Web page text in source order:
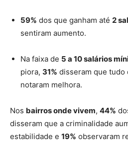
59% dos que ganham até 2
sentiram aumento.
Na faixa de 5 a 10 salários
piora, 31% disseram que tudo
notaram melhora.
Nos bairros onde vivem, 44%
disseram que a criminalidade
estabilidade e 19% observaram